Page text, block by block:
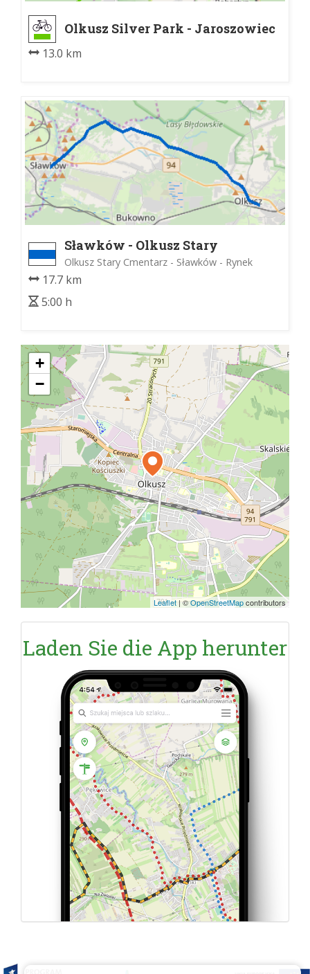
Olkusz Silver Park - Jaroszowiec
13.0 km
Sławków - Olkusz Stary
Cmentarz
Olkusz Stary Cmentarz - Sławków - Rynek
17.7 km
5:00 h
+
−
Leaflet|©OpenStreetMapcontributors
Laden Sie die App herunter